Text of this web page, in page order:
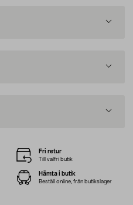
Fri retur
Till valfri butik
Hämta i butik
Beställ online, från butikslager